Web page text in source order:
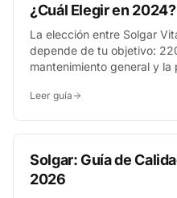
¿Cuál Elegir en 2024?
La elección entre Solgar
depende de tu objetivo:
mantenimiento general y
deficiencias confirmadas o
profesional.
Leer guía
Solgar: Guía de
2026